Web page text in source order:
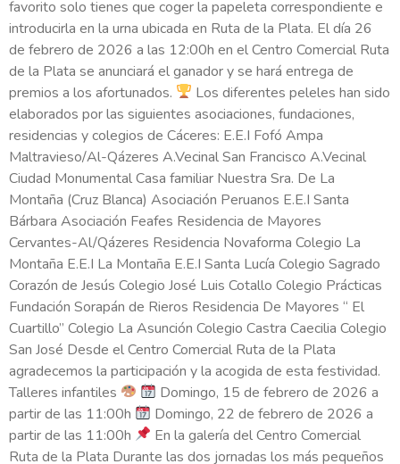
favorito solo tienes que coger la papeleta correspondiente e
introducirla en la urna ubicada en Ruta de la Plata. El día 26
de febrero de 2026 a las 12:00h en el Centro Comercial Ruta
de la Plata se anunciará el ganador y se hará entrega de
premios a los afortunados.
Los diferentes peleles han sido
elaborados por las siguientes asociaciones, fundaciones,
residencias y colegios de Cáceres: E.E.I Fofó Ampa
Maltravieso/Al-Qázeres A.Vecinal San Francisco A.Vecinal
Ciudad Monumental Casa familiar Nuestra Sra. De La
Montaña (Cruz Blanca) Asociación Peruanos E.E.I Santa
Bárbara Asociación Feafes Residencia de Mayores
Cervantes-Al/Qázeres Residencia Novaforma Colegio La
Montaña E.E.I La Montaña E.E.I Santa Lucía Colegio Sagrado
Corazón de Jesús Colegio José Luis Cotallo Colegio Prácticas
Fundación Sorapán de Rieros Residencia De Mayores “ El
Cuartillo” Colegio La Asunción Colegio Castra Caecilia Colegio
San José Desde el Centro Comercial Ruta de la Plata
agradecemos la participación y la acogida de esta festividad.
Talleres infantiles
Domingo, 15 de febrero de 2026 a
partir de las 11:00h
Domingo, 22 de febrero de 2026 a
partir de las 11:00h
En la galería del Centro Comercial
Ruta de la Plata Durante las dos jornadas los más pequeños